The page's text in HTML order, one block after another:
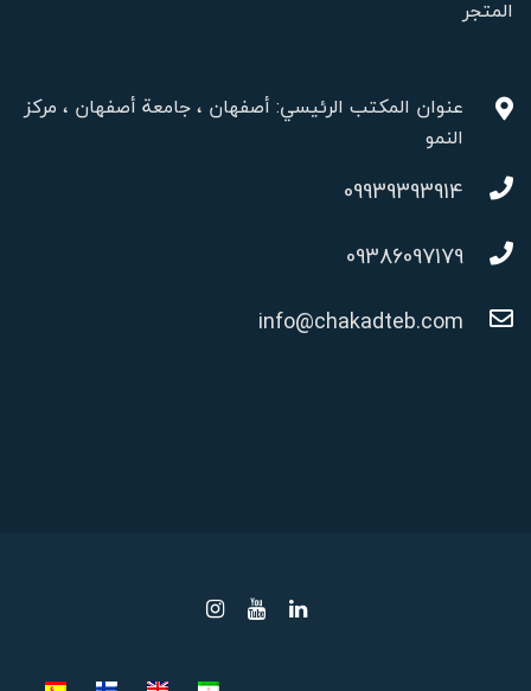
المتجر
عنوان المكتب الرئيسي: أصفهان ، جامعة أصفهان ، مركز
النمو
09939393914
09386097179
info@chakadteb.com